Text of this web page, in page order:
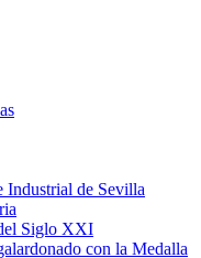
de Sevilla
Siglo XXI
con la Medalla